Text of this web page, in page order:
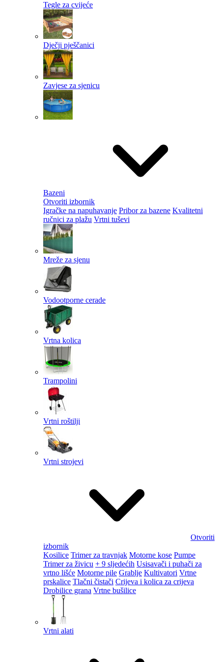
Tegle za cvijeće
Dječji pješčanici
Zavjese za sjenicu
Bazeni
Otvoriti izbornik
Igračke na napuhavanje Pribor za bazene Kvalitetni
ručnici za plažu Vrtni tuševi
Mreže za sjenu
Vodootporne cerade
Vrtna kolica
Trampolini
Vrtni roštilji
Vrtni strojevi
Otvoriti
izbornik
Kosilice Trimer za travnjak Motorne kose Pumpe
Trimer za živicu + 9 sljedećih Usisavači i puhači za
vrtno lišće Motorne pile Grablje Kultivatori Vrtne
prskalice Tlačni čistači Crijeva i kolica za crijeva
Drobilice grana Vrtne bušilice
Vrtni alati